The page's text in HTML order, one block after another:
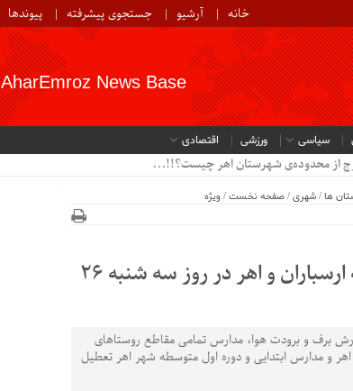
خانه آرشیو جستجوی پیشرفته پیوندها
AharEmroz News Base
سیاسی ورزشی اقتصادی
از محدوده‌ی شهرستان اهر چیست؟!!...
ها/شهری/صفحه نخست/ ویژه
تعطیلی مدارس شهرستان های منطقه ارسباران و اهر در روز سه شنبه 26
برف و برودت هوا، مدارس تمامی مقاطع روستاهای
و مدارس ابتدایی و دوره اول متوسطه شهر اهر تعطیل